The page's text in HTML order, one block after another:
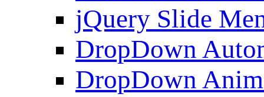
jQuery Slide
DropDown
DropDown